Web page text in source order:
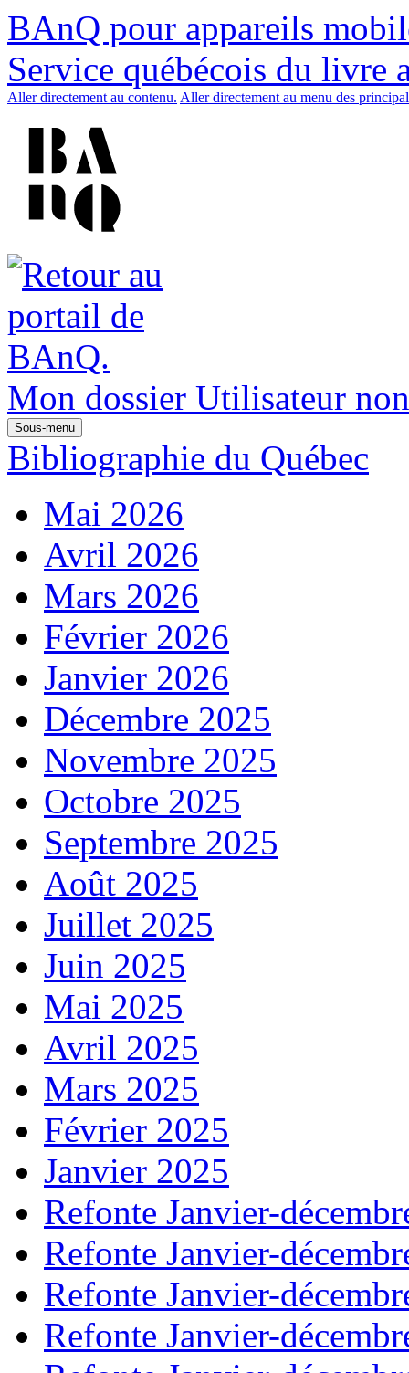
BAnQ pour appareils
Service québécois du livre
Aller directement au contenu. Aller directement au menu des
Mon dossier Utilisateur
Sous-menu
Bibliographie du Québec
Mai 2026
Avril 2026
Mars 2026
Février 2026
Janvier 2026
Décembre 2025
Novembre 2025
Octobre 2025
Septembre 2025
Août 2025
Juillet 2025
Juin 2025
Mai 2025
Avril 2025
Mars 2025
Février 2025
Janvier 2025
Refonte Janvier-
Refonte Janvier-
Refonte Janvier-
Refonte Janvier-